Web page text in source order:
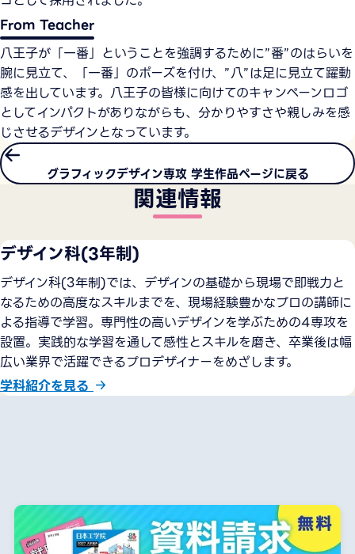
From Teacher
八王子が「一番」ということを強調するために”番”のはらいを
腕に見立て、「一番」のポーズを付け、”八”は足に見立て躍動
感を出しています。八王子の皆様に向けてのキャンペーンロゴ
としてインパクトがありながらも、分かりやすさや親しみを感
じさせるデザインとなっています。
グラフィックデザイン専攻 学生作品ページに戻る
関連情報
デザイン科(3年制)
デザイン科(3年制)では、デザインの基礎から現場で即戦力と
なるための高度なスキルまでを、現場経験豊かなプロの講師に
よる指導で学習。専門性の高いデザインを学ぶための4専攻を
設置。実践的な学習を通して感性とスキルを磨き、卒業後は幅
広い業界で活躍できるプロデザイナーをめざします。
学科紹介を見る